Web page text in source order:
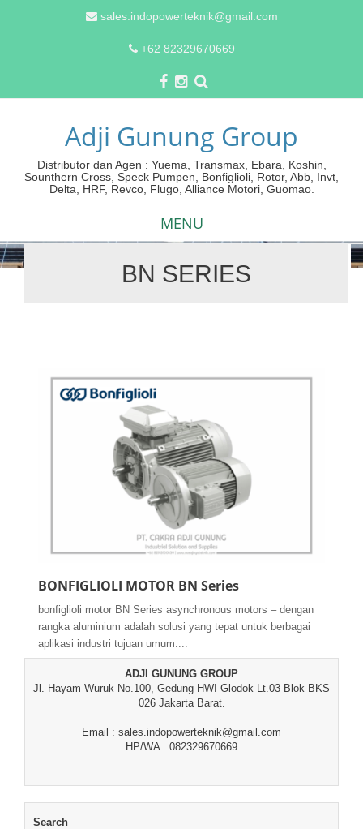
sales.indopowerteknik@gmail.com
+62 82329670669
Adji Gunung Group
Distributor dan Agen : Yuema, Transmax, Ebara, Koshin,
Sounthern Cross, Speck Pumpen, Bonfiglioli, Rotor, Abb, Invt,
Delta, HRF, Revco, Flugo, Alliance Motori, Guomao.
MENU
BN SERIES
BONFIGLIOLI MOTOR BN Series
bonfiglioli motor BN Series asynchronous motors – dengan
rangka aluminium adalah solusi yang tepat untuk berbagai
aplikasi industri tujuan umum....
ADJI GUNUNG GROUP
Jl. Hayam Wuruk No.100, Gedung HWI Glodok Lt.03 Blok BKS
026 Jakarta Barat.
Email : sales.indopowerteknik@gmail.com
HP/WA : 082329670669
Search